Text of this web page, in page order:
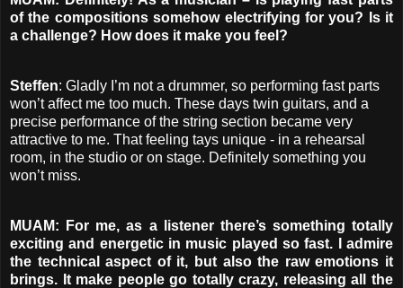
of the compositions somehow electrifying for you? Is it
a challenge? How does it make you feel?
Steffen: Gladly I’m not a drummer, so performing fast parts
won’t affect me too much. These days twin guitars, and a
precise performance of the string section became very
attractive to me. That feeling tays unique - in a rehearsal
room, in the studio or on stage. Definitely something you
won’t miss.
MUAM: For me, as a listener there’s something totally
exciting and energetic in music played so fast. I admire
the technical aspect of it, but also the raw emotions it
brings. It make people go totally crazy, releasing all the